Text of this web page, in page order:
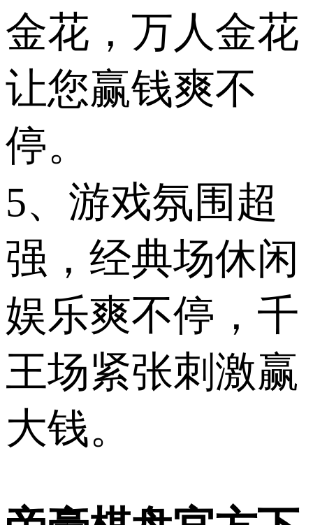
金花，万人金花
让您赢钱爽不
停。
5、游戏氛围超
强，经典场休闲
娱乐爽不停，千
王场紧张刺激赢
大钱。